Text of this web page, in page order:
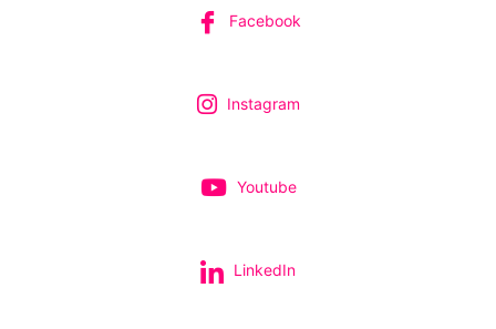
Facebook
Instagram
Youtube
LinkedIn